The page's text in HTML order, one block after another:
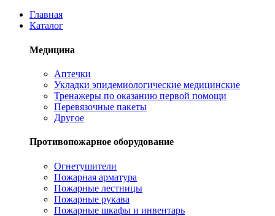
Главная
Каталог
Медицина
Аптечки
Укладки эпидемиологические медицинские
Тренажеры по оказанию первой помощи
Перевязочные пакеты
Другое
Противопожарное оборудование
Огнетушители
Пожарная арматура
Пожарные лестницы
Пожарные рукава
Пожарные шкафы и инвентарь